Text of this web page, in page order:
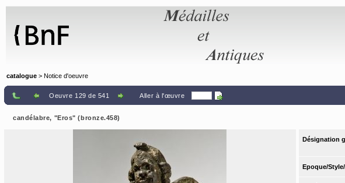
catalogue > Notice d'oeuvre
Oeuvre 129 de 541 Aller à l'œuvre
candélabre, "Eros" (bronze.458)
Désignation
Epoque/